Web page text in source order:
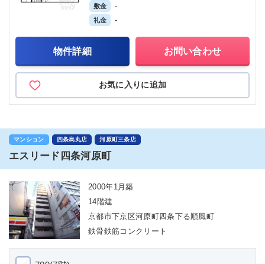
敷金 -
礼金 -
物件詳細 お問い合わせ
お気に入りに追加
マンション 四条烏丸店 河原町三条店
エスリード四条河原町
2000年1月築
14階建
京都市下京区河原町四条下る順風町
鉄骨鉄筋コンクリート